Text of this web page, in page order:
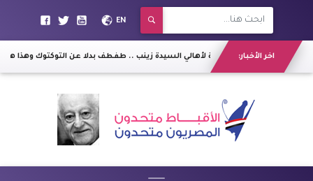
EN
اخر الأخبار:بشرى سارة لأهالي السيدة زينب .. طفطف بدلا عن التوكتوك وهذا